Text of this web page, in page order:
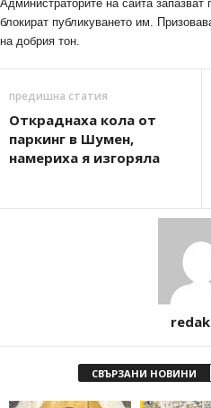
Администраторите на сайта запазват
блокират публикуването им.
на добрия тон.
предишна статия
Откраднаха кола от
паркинг в Шумен,
намериха я изгоряла
СВЪРЗАНИ НОВИНИ